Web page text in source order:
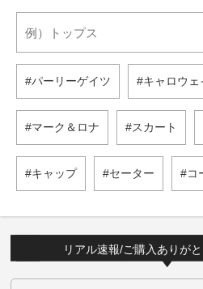
パーリーゲイツ キャロウェ
マーク＆ロナ スカート
キャップ セーター コ
リアル速報/ご購入ありが